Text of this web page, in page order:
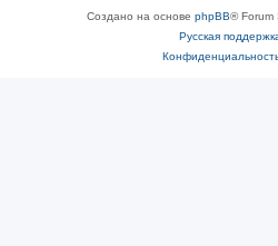
Создано на основе phpBB® Forum
Русская